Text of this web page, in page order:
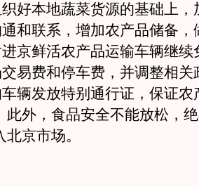
好本地蔬菜货源的基础上，
和联系，增加农产品储备，
京鲜活农产品运输车辆继续
易费和停车费，并调整相关
辆发放特别通行证，保证农
此外，食品安全不能放松，
京市场。